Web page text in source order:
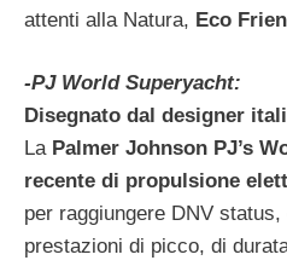
attenti alla Natura, Eco
-PJ World Superyacht:
Disegnato dal designer
La Palmer Johnson PJ’s
recente di propulsione
per raggiungere DNV
prestazioni di picco, di